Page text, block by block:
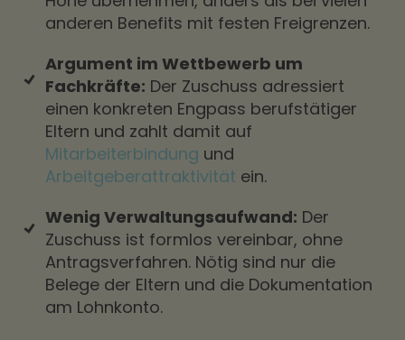
anderen Benefits mit festen Freigrenzen.
Argument im Wettbewerb um
Fachkräfte: Der Zuschuss adressiert
einen konkreten Engpass berufstätiger
Eltern und zahlt damit auf
Mitarbeiterbindung und
Arbeitgeberattraktivität ein.
Wenig Verwaltungsaufwand: Der
Zuschuss ist formlos vereinbar, ohne
Antragsverfahren. Nötig sind nur die
Belege der Eltern und die Dokumentation
am Lohnkonto.